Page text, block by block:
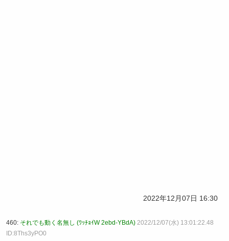
2022年12月07日 16:30
460: それでも動く名無し (ﾜｯﾁｮｲW 2ebd-YBdA) 2022/12/07(水) 13:01:22.48
ID:8Ths3yPO0